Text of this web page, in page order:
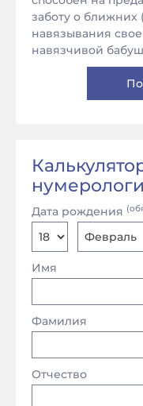
заботу о ближних
навязывания
навязчивой
Имя
Фамилия
Отчество
Дата рождения